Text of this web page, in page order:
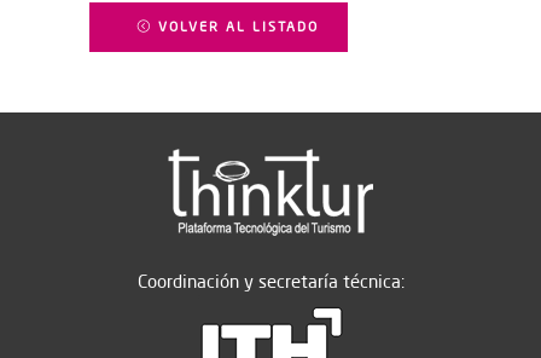
VOLVER AL LISTADO
Coordinación y secretaría técnica: